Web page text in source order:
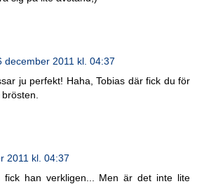
december 2011 kl. 04:37
ju perfekt! Haha, Tobias där fick du för
2011 kl. 04:37
fick han verkligen... Men är det inte lite